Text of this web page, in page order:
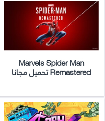
Marvels Spider Man
Remastered تحميل مجانا